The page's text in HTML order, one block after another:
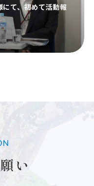
て、初めて活動報
い